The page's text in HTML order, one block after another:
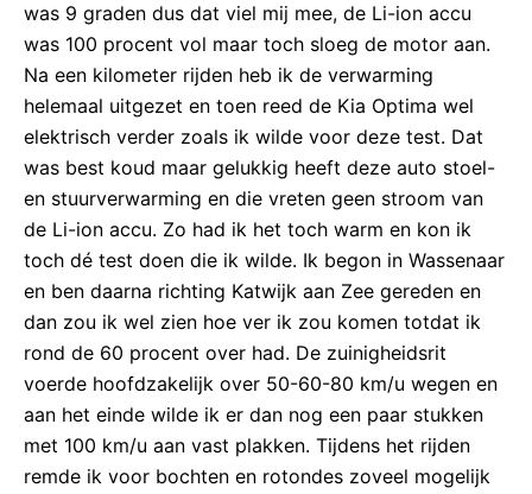
was 9 graden dus dat viel mij mee, de Li-ion accu
was 100 procent vol maar toch sloeg de motor aan.
Na een kilometer rijden heb ik de verwarming
helemaal uitgezet en toen reed de Kia Optima wel
elektrisch verder zoals ik wilde voor deze test. Dat
was best koud maar gelukkig heeft deze auto stoel-
en stuurverwarming en die vreten geen stroom van
de Li-ion accu. Zo had ik het toch warm en kon ik
toch dé test doen die ik wilde. Ik begon in Wassenaar
en ben daarna richting Katwijk aan Zee gereden en
dan zou ik wel zien hoe ver ik zou komen totdat ik
rond de 60 procent over had. De zuinigheidsrit
voerde hoofdzakelijk over 50-60-80 km/u wegen en
aan het einde wilde ik er dan nog een paar stukken
met 100 km/u aan vast plakken. Tijdens het rijden
remde ik voor bochten en rotondes zoveel mogelijk